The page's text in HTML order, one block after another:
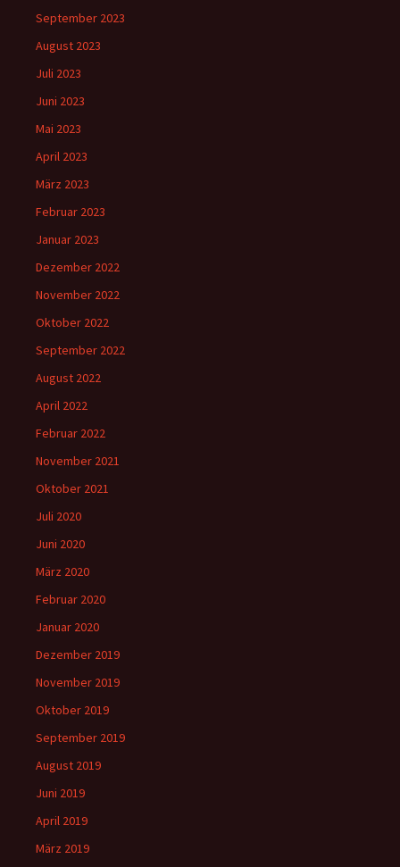
September 2023
August 2023
Juli 2023
Juni 2023
Mai 2023
April 2023
März 2023
Februar 2023
Januar 2023
Dezember 2022
November 2022
Oktober 2022
September 2022
August 2022
April 2022
Februar 2022
November 2021
Oktober 2021
Juli 2020
Juni 2020
März 2020
Februar 2020
Januar 2020
Dezember 2019
November 2019
Oktober 2019
September 2019
August 2019
Juni 2019
April 2019
März 2019